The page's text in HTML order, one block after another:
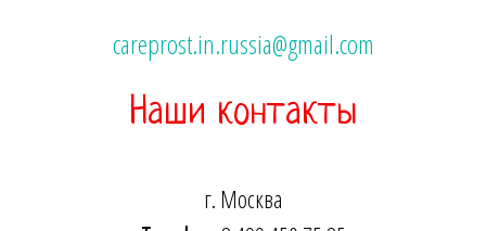
careprost.in.russia@gmail.com
Наши контакты
г. Москва